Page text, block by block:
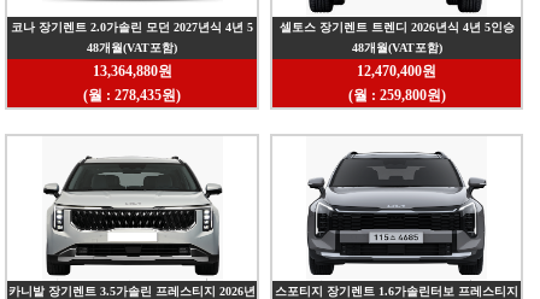
코나 장기렌트 2.0가솔린 모던 2027년식 4년 5
인승 2WD
48개월(VAT포함)
13,364,880원
(월 : 278,435원)
셀토스 장기렌트 트렌디 2026년식 4년 5인승
1.6가솔린터보 2WD
48개월(VAT포함)
12,470,400원
(월 : 259,800원)
카니발 장기렌트 3.5가솔린 프레스티지 2026년
스포티지 장기렌트 1.6가솔린터보 프레스티지